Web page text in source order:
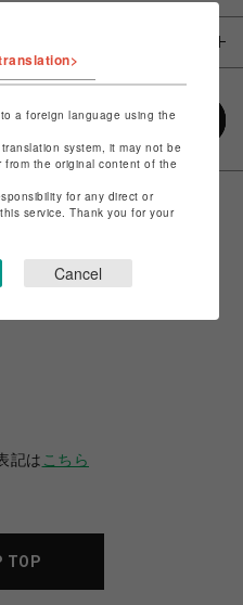
記は こちら
TOP
a foreign language using the
system, it may not be
from the original content of the
for any direct or
service. Thank you for your
Cancel